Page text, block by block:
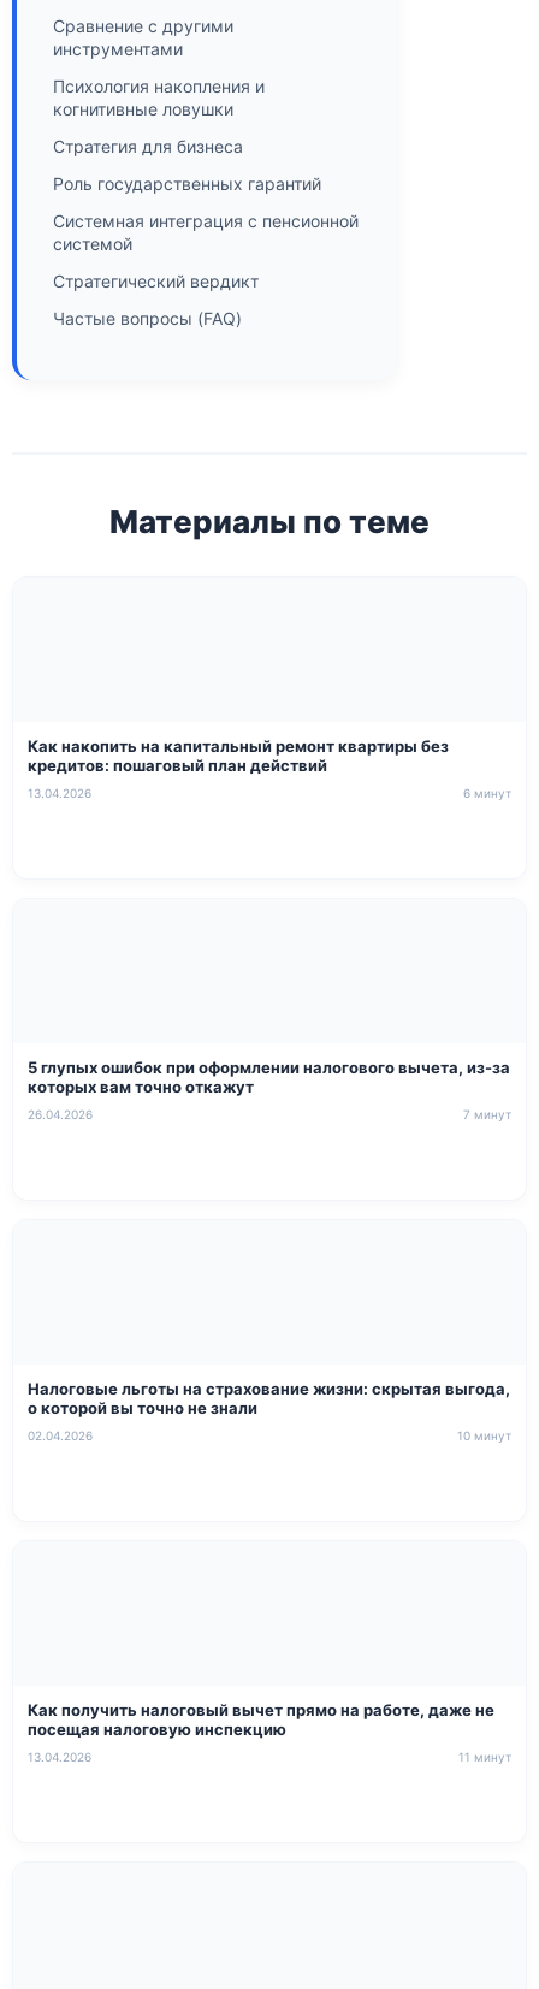
Сравнение с другими
инструментами
Психология накопления и
когнитивные ловушки
Стратегия для бизнеса
Роль государственных гарантий
Системная интеграция с пенсионной
системой
Стратегический вердикт
Частые вопросы (FAQ)
Материалы по теме
Как накопить на капитальный ремонт квартиры без
кредитов: пошаговый план действий
13.04.2026 6 минут
5 глупых ошибок при оформлении налогового вычета, из-за
которых вам точно откажут
26.04.2026 7 минут
Налоговые льготы на страхование жизни: скрытая выгода,
о которой вы точно не знали
02.04.2026 10 минут
Как получить налоговый вычет прямо на работе, даже не
посещая налоговую инспекцию
13.04.2026 11 минут